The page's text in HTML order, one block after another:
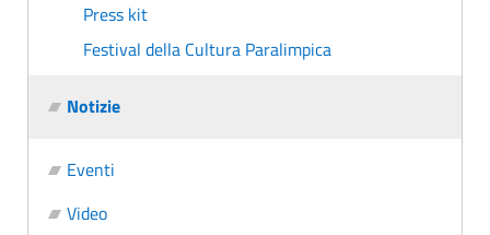
Press kit
Festival della Cultura Paralimpica
Notizie
Eventi
Video